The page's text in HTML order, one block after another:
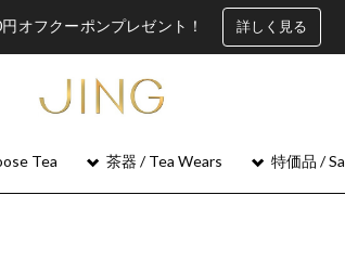
オフクーポンプレゼント！ 詳しく見る
Tea 茶器 / Tea Wears 特価品 /